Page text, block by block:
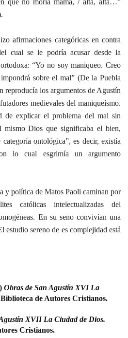
que no moría mamá, / alta, alta…”
afirmaciones categóricas en contra
cual se le podría acusar desde la
“Yo no soy maniqueo. Creo
sobre el mal” (De la Puebla
reproducía los argumentos de Agustín
medievales del maniqueísmo.
de explicar el problema del mal sin
mismo Dios que significaba el bien,
ontológica”, es decir, existía
lo cual esgrimía un argumento
y política de Matos Paoli caminan por
católicas intelectualizadas del
En su seno convivían una
estudio sereno de es complejidad está
Obras de San Agustín XVI La
de Autores Cristianos.
XVII La Ciudad de Dios.
Cristianos.